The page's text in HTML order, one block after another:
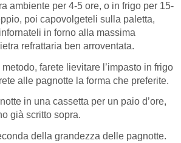
ambiente per 4-5 ore, o in frigo per 15-
poi capovolgeteli sulla paletta,
in forno alla massima
refrattaria ben arroventata.
farete lievitare l’impasto in frigo
alle pagnotte la forma che preferite.
in una cassetta per un paio d’ore,
già scritto sopra.
della grandezza delle pagnotte.